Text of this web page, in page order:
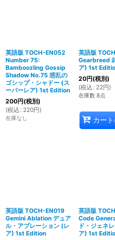
英語版 TOCH-EN052
Number 75:
Bamboozling Gossip
Shadow No.75 惑乱の
ゴシップ・シャドー (ス
ーパーレア) 1st Edition
200円(税別)
(税込 : 220円)
在庫なし
英語版
Gearbreed
ア) 1st
20円(税別)
(税込 : 22円)
在庫数 8点
カー
英語版 TOCH-EN019
Gemini Ablation デュア
ル・アブレーション (レ
ア) 1st Edition
英語版
Code
ド・ジェネ
ア) 1st